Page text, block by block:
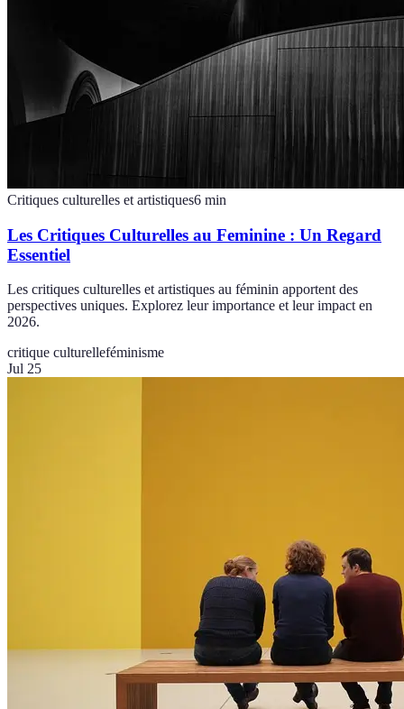
Critiques culturelles et artistiques6 min
Les Critiques Culturelles au Feminine : Un Regard
Essentiel
Les critiques culturelles et artistiques au féminin apportent des
perspectives uniques. Explorez leur importance et leur impact en
2026.
critique culturelleféminisme
Jul 25